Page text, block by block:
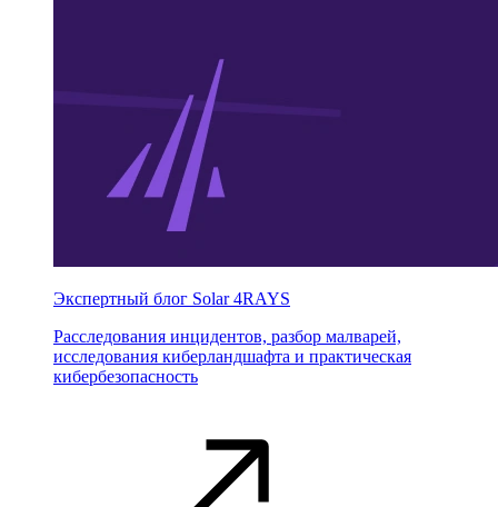
Экспертный блог Solar 4RAYS
Расследования инцидентов, разбор малварей,
исследования киберландшафта и практическая
кибербезопасность